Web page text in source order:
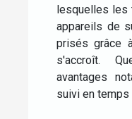
lesquelles les
appareils de
prisés grâce
s'accroît.
avantages
suivi en temps